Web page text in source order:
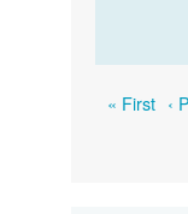
First
« First ‹